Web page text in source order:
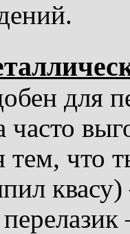
для
тем, что